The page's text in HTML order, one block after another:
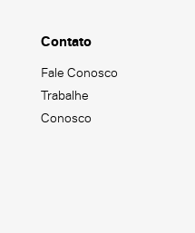
Contato
Fale Conosco
Trabalhe
Conosco